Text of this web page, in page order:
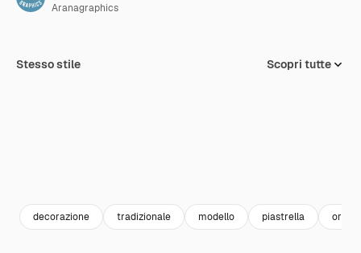
Aranagraphics
Stesso stile Scopri tutte
decorazione tradizionale modello piastrella